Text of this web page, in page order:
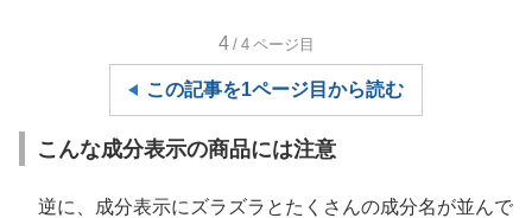
4 /4 ページ目
この記事を1ページ目から読む
こんな成分表示の商品には注意
逆に、成分表示にズラズラとたくさんの成分名が並んで